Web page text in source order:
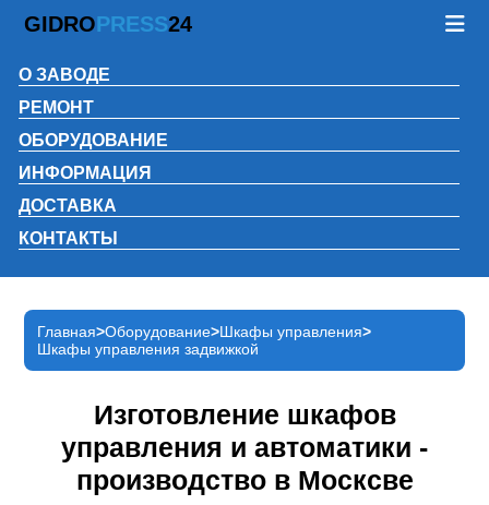
GIDROPRESS24
О ЗАВОДЕ
РЕМОНТ
ОБОРУДОВАНИЕ
ИНФОРМАЦИЯ
ДОСТАВКА
КОНТАКТЫ
Главная Оборудование Шкафы управления
Шкафы управления задвижкой
Изготовление шкафов
управления и автоматики -
производство в Москсве